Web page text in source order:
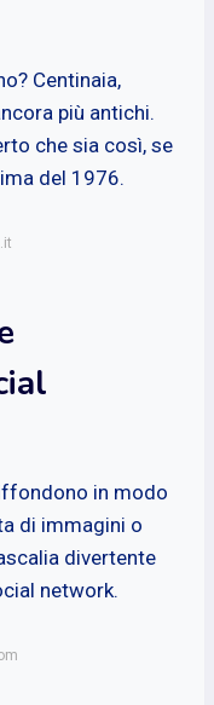
Centinaia,
più antichi.
che sia così, se
del 1976.
in modo
di immagini o
divertente
network.